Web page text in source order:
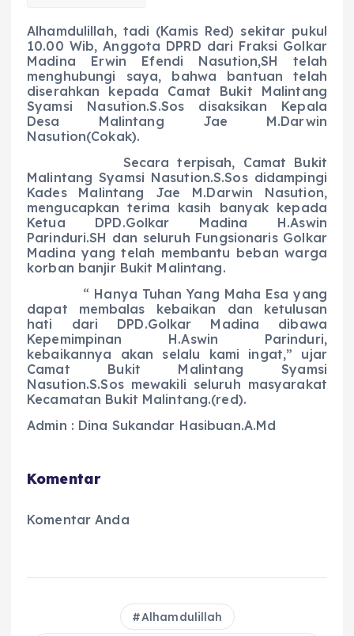
Alhamdulillah, tadi (Kamis Red) sekitar pukul
10.00 Wib, Anggota DPRD dari Fraksi Golkar
Madina Erwin Efendi Nasution,SH telah
menghubungi saya, bahwa bantuan telah
diserahkan kepada Camat Bukit Malintang
Syamsi Nasution.S.Sos disaksikan Kepala
Desa Malintang Jae M.Darwin
Nasution(Cokak).
Secara terpisah, Camat Bukit
Malintang Syamsi Nasution.S.Sos didampingi
Kades Malintang Jae M.Darwin Nasution,
mengucapkan terima kasih banyak kepada
Ketua DPD.Golkar Madina H.Aswin
Parinduri.SH dan seluruh Fungsionaris Golkar
Madina yang telah membantu beban warga
korban banjir Bukit Malintang.
“ Hanya Tuhan Yang Maha Esa yang
dapat membalas kebaikan dan ketulusan
hati dari DPD.Golkar Madina dibawa
Kepemimpinan H.Aswin Parinduri,
kebaikannya akan selalu kami ingat,” ujar
Camat Bukit Malintang Syamsi
Nasution.S.Sos mewakili seluruh masyarakat
Kecamatan Bukit Malintang.(red).
Admin : Dina Sukandar Hasibuan.A.Md
Komentar
Komentar Anda
Alhamdulillah